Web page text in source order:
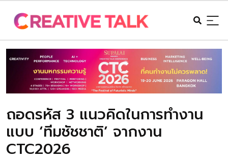
ถอดรหัส 3 แนวคิดในการทำงาน
แบบ ‘ทีมชัชชาติ’ จากงาน
CTC2026